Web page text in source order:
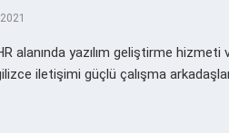
alanında yazılım geliştirme hizmeti
iletişimi güçlü çalışma